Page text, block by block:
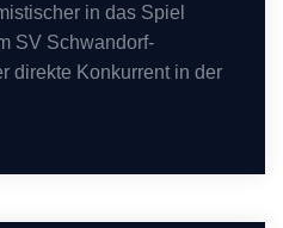
in das Spiel
SV Schwandorf-
direkte Konkurrent in der